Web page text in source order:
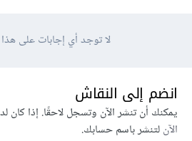
لا توجد أي إجابات على
انضم إلى النقاش
يمكنك أن تنشر الآن وتسجل لاحقًا. إذا كان
الآنلتنشر باسم حسابك.